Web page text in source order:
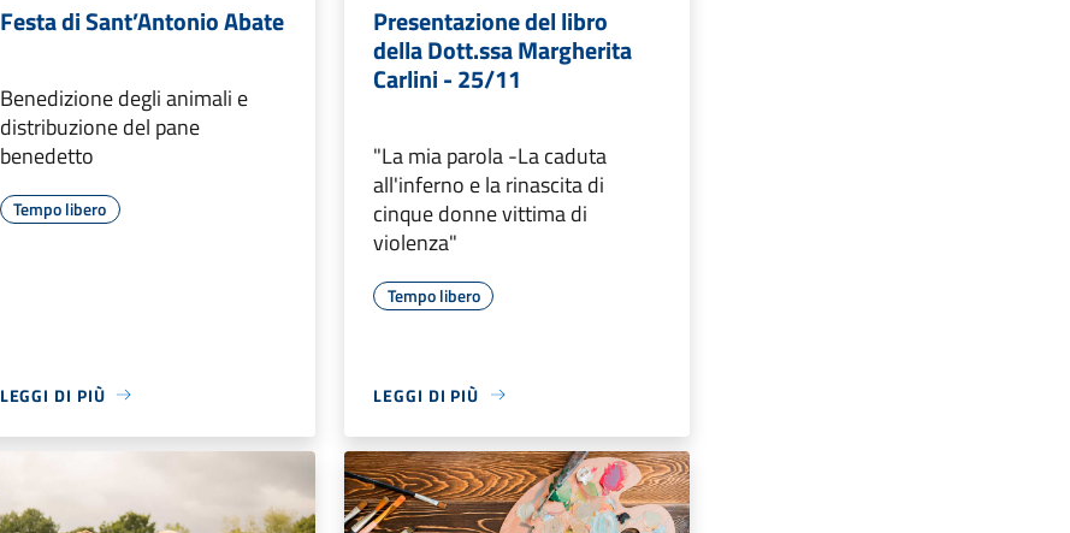
Festa di Sant’Antonio Abate
Benedizione degli animali e
distribuzione del pane
benedetto
Tempo libero
LEGGI DI PIÙ
Presentazione del libro
della Dott.ssa Margherita
Carlini - 25/11
"La mia parola -La caduta
all'inferno e la rinascita di
cinque donne vittima di
violenza"
Tempo libero
LEGGI DI PIÙ